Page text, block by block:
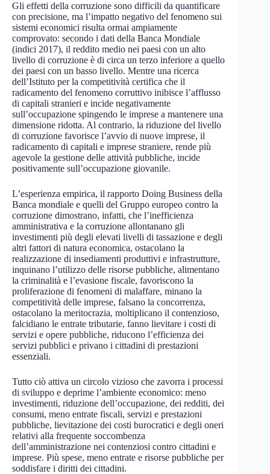
Gli effetti della corruzione sono difficili da quantificare
con precisione, ma l’impatto negativo del fenomeno sui
sistemi economici risulta ormai ampiamente
comprovato: secondo i dati della Banca Mondiale
(indici 2017), il reddito medio nei paesi con un alto
livello di corruzione è di circa un terzo inferiore a quello
dei paesi con un basso livello. Mentre una ricerca
dell’Istituto per la competitività certifica che il
radicamento del fenomeno corruttivo inibisce l’afflusso
di capitali stranieri e incide negativamente
sull’occupazione spingendo le imprese a mantenere una
dimensione ridotta. Al contrario, la riduzione del livello
di corruzione favorisce l’avvio di nuove imprese, il
radicamento di capitali e imprese straniere, rende più
agevole la gestione delle attività pubbliche, incide
positivamente sull’occupazione giovanile.
L’esperienza empirica, il rapporto Doing Business della
Banca mondiale e quelli del Gruppo europeo contro la
corruzione dimostrano, infatti, che l’inefficienza
amministrativa e la corruzione allontanano gli
investimenti più degli elevati livelli di tassazione e degli
altri fattori di natura economica, ostacolano la
realizzazione di insediamenti produttivi e infrastrutture,
inquinano l’utilizzo delle risorse pubbliche, alimentano
la criminalità e l’evasione fiscale, favoriscono la
proliferazione di fenomeni di malaffare, minano la
competitività delle imprese, falsano la concorrenza,
ostacolano la meritocrazia, moltiplicano il contenzioso,
falcidiano le entrate tributarie, fanno lievitare i costi di
servizi e opere pubbliche, riducono l’efficienza dei
servizi pubblici e privano i cittadini di prestazioni
essenziali.
Tutto ciò attiva un circolo vizioso che zavorra i processi
di sviluppo e deprime l’ambiente economico: meno
investimenti, riduzione dell’occupazione, dei redditi, dei
consumi, meno entrate fiscali, servizi e prestazioni
pubbliche, lievitazione dei costi burocratici e degli oneri
relativi alla frequente soccombenza
dell’amministrazione nei contenziosi contro cittadini e
imprese. Più spese, meno entrate e risorse pubbliche per
soddisfare i diritti dei cittadini.